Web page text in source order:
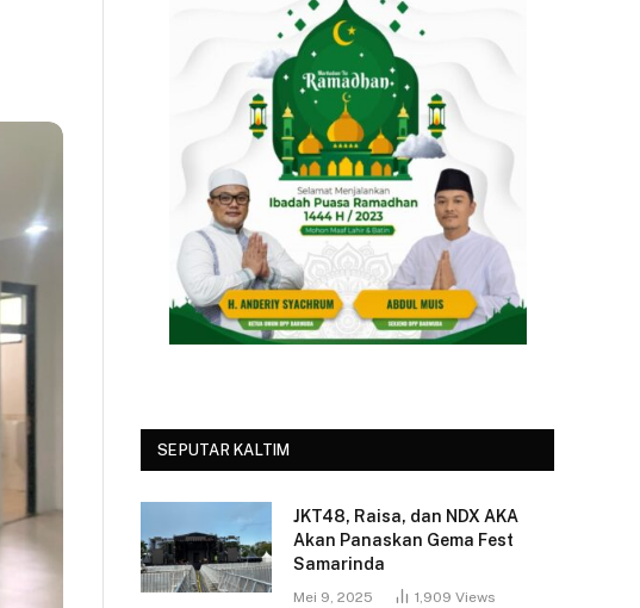
SEPUTAR KALTIM
JKT48, Raisa, dan NDX AKA
Akan Panaskan Gema Fest
Samarinda
Mei 9, 2025 1,909 Views